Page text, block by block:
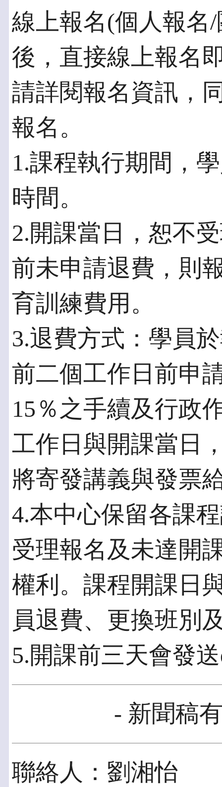
線上報名(個人報名
後，直接線上報名
請詳閱報名資訊，
報名。
1.課程執行期間，
時間。
2.開課當日，恕不
前未申請退費，則
育訓練費用。
3.退費方式：學員
前二個工作日前申
15％之手續及行政
工作日與開課當日
將寄發講義與發票
4.本中心保留各課
受理報名及未達開
權利。課程開課日
員退費、更換班別
5.開課前三天會發
- 新聞稿
聯絡人：劉湘怡